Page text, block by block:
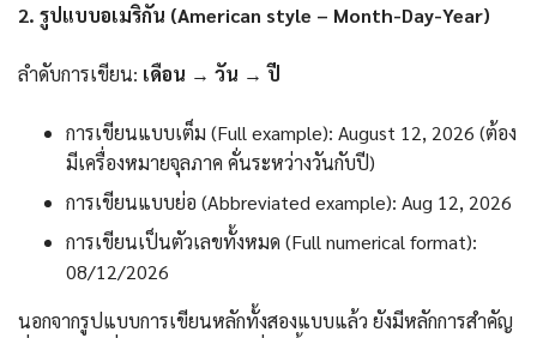
2. รูปแบบอเมริกัน (American style – Month-Day-Year)
ลำดับการเขียน: เดือน → วัน → ปี
การเขียนแบบเต็ม (Full example): August 12, 2026 (ต้อง
มีเครื่องหมายจุลภาค คั่นระหว่างวันกับปี)
การเขียนแบบย่อ (Abbreviated example): Aug 12, 2026
การเขียนเป็นตัวเลขทั้งหมด (Full numerical format):
08/12/2026
นอกจากรูปแบบการเขียนหลักทั้งสองแบบแล้ว ยังมีหลักการสำคัญ